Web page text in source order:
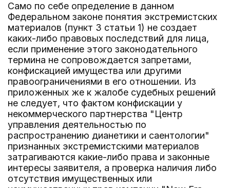
Само по себе определение в данном
Федеральном законе понятия экстремистских
материалов (пункт 3 статьи 1) не создает
каких-либо правовых последствий для лица,
если применение этого законодательного
термина не сопровождается запретами,
конфискацией имущества или другими
правоограничениями в его отношении. Из
приложенных же к жалобе судебных решений
не следует, что фактом конфискации у
некоммерческого партнерства "Центр
управления деятельностью по
распространению дианетики и саентологии"
признанных экстремистскими материалов
затрагиваются какие-либо права и законные
интересы заявителя, а проверка наличия либо
отсутствия имущественных или